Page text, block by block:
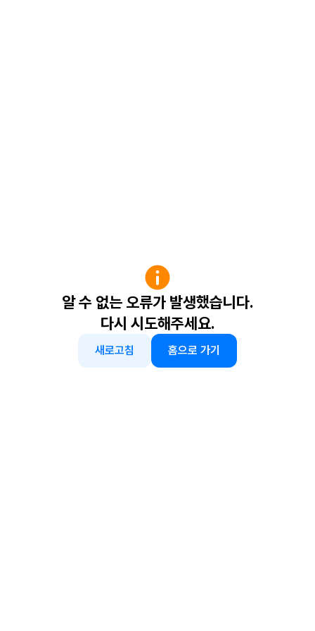
알 수 없는 오류가 발생했습니다.
다시 시도해주세요.
새로고침 홈으로 가기